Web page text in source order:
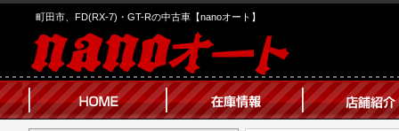
町田市、FD(RX-7)・GT-Rの中古車【nanoオート】